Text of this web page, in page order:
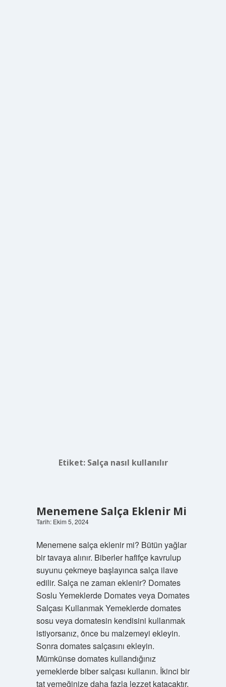
Etiket: Salça nasıl kullanılır
Menemene Salça Eklenir Mi
Tarih: Ekim 5, 2024
Menemene salça eklenir mi? Bütün yağlar
bir tavaya alınır. Biberler hafifçe kavrulup
suyunu çekmeye başlayınca salça ilave
edilir. Salça ne zaman eklenir? Domates
Soslu Yemeklerde Domates veya Domates
Salçası Kullanmak Yemeklerde domates
sosu veya domatesin kendisini kullanmak
istiyorsanız, önce bu malzemeyi ekleyin.
Sonra domates salçasını ekleyin.
Mümkünse domates kullandığınız
yemeklerde biber salçası kullanın. İkinci bir
tat yemeğinize daha fazla lezzet katacaktır.